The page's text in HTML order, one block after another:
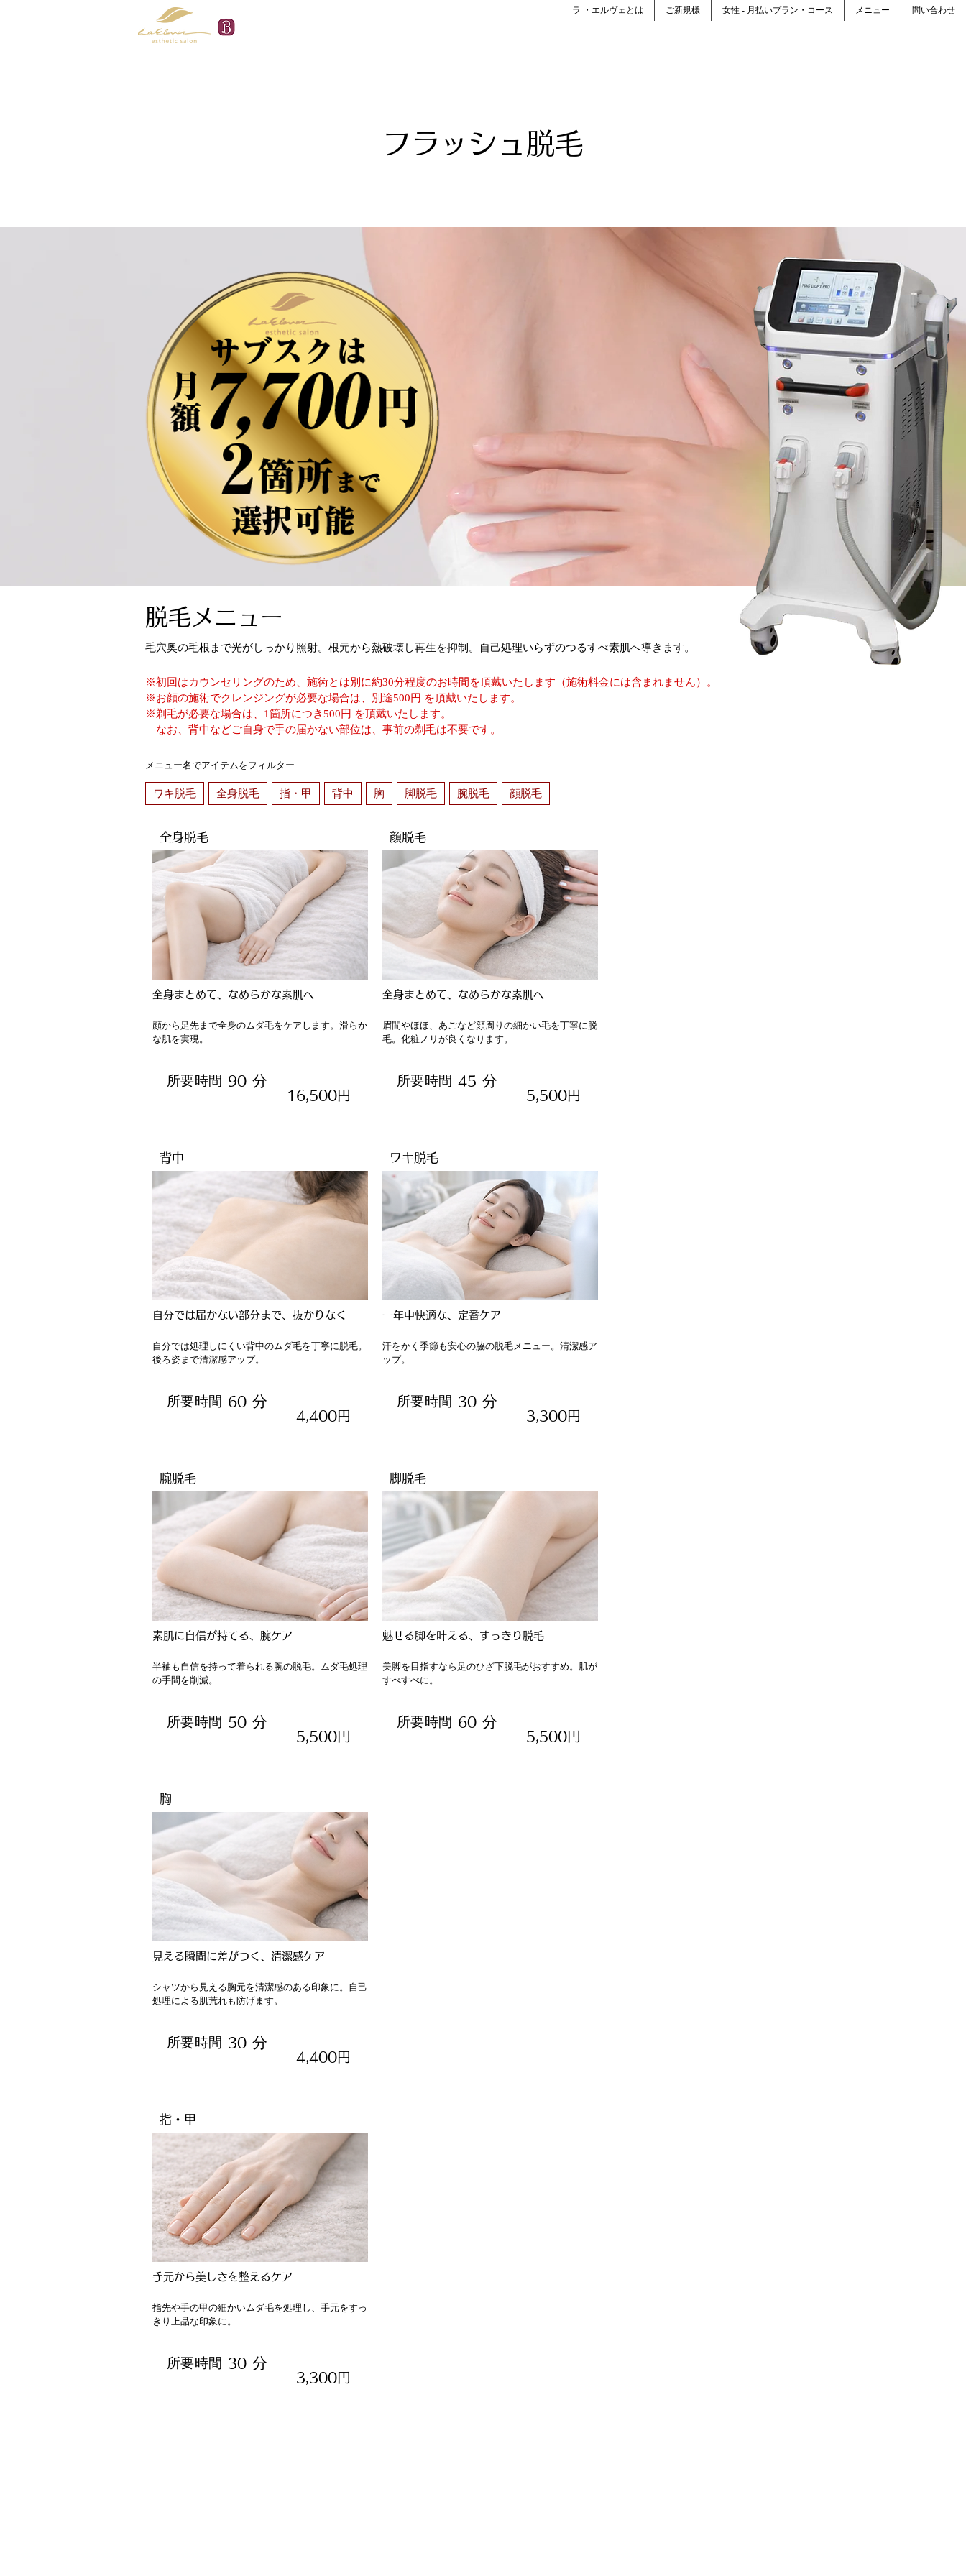
ラ ・エルヴェとは ご新規様 女性 - 月払いプラン・コース メニュー 問い合わせ
フラッシュ​脱毛
脱毛メニュー
毛穴奥の毛根まで光がしっかり照射。根元から熱破壊し再生を抑制。自己処理いらずのつるすべ素肌へ導きます。
※初回はカウンセリングのため、施術とは別に約30分程度のお時間を頂戴いたします（施術料金には含まれません）。
※お顔の施術でクレンジングが必要な場合は、別途500円 を頂戴いたします。
※剃毛が必要な場合は、1箇所につき500円 を頂戴いたします。
なお、背中などご自身で手の届かない部位は、事前の剃毛は不要です。
メニュー名でアイテムをフィルター
ワキ脱毛 全身脱毛 指・甲 背中 胸 脚脱毛 腕脱毛 顔脱毛
全身脱毛
全身まとめて、なめらかな素肌へ
顔から足先まで全身のムダ毛をケアします。滑らか
な肌を実現。
90
所要時間 分
16,500円
背中
自分では届かない部分まで、抜かりなく
自分では処理しにくい背中のムダ毛を丁寧に脱毛。
後ろ姿まで清潔感アップ。
60
所要時間 分
4,400円
腕脱毛
素肌に自信が持てる、腕ケア
半袖も自信を持って着られる腕の脱毛。ムダ毛処理
の手間を削減。
50
所要時間 分
5,500円
顔脱毛
全身まとめて、なめらかな素肌へ
眉間やほほ、あごなど顔周りの細かい毛を丁寧に脱
毛。化粧ノリが良くなります。
45
所要時間 分
5,500円
ワキ脱毛
一年中快適な、定番ケア
汗をかく季節も安心の脇の脱毛メニュー。清潔感ア
ップ。
30
所要時間 分
3,300円
脚脱毛
魅せる脚を叶える、すっきり脱毛
美脚を目指すなら足のひざ下脱毛がおすすめ。肌が
すべすべに。
60
所要時間 分
5,500円
胸
見える瞬間に差がつく、清潔感ケア
シャツから見える胸元を清潔感のある印象に。自己
処理による肌荒れも防げます。
30
所要時間 分
4,400円
指・甲
手元から美しさを整えるケア
指先や手の甲の細かいムダ毛を処理し、手元をすっ
きり上品な印象に。
30
所要時間 分
3,300円